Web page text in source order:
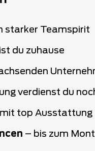
starker Teamspirit
du zuhause
verdienst du
mit top Ausstattung
– bis zum